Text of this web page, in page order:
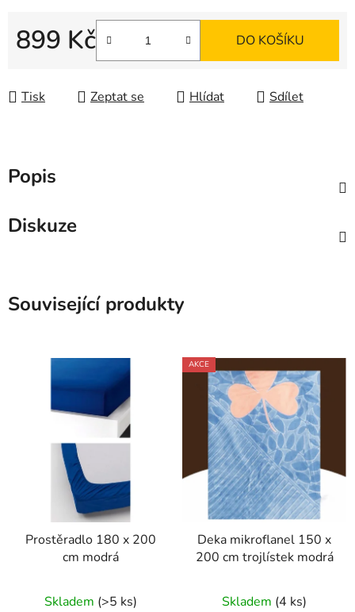
899 Kč DO KOŠÍKU
Tisk Zeptat se Hlídat Sdílet
Popis
Diskuze
Související produkty
Prostěradlo 180 x 200
cm modrá
Skladem (>5 ks)
AKCE
Deka mikroflanel 150 x
200 cm trojlístek modrá
Skladem (4 ks)